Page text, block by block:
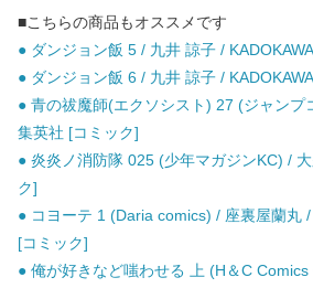
■こちらの商品もオススメです
● ダンジョン飯 5 / 九井 諒子 /
● ダンジョン飯 6 / 九井 諒子 /
● 青の祓魔師(エクソシスト) 27 (ジャンプ
集英社 [コミック]
● 炎炎ノ消防隊 025 (少年マガジンKC) /
ク]
● コヨーテ 1 (Daria comics) / 座裏屋蘭丸
[コミック]
● 俺が好きなど嗤わせる 上 (H＆C